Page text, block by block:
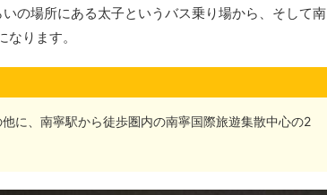
の場所にある太子というバス乗り場から、そして南
ります。
に、南寧駅から徒歩圏内の南寧国際旅遊集散中心の2